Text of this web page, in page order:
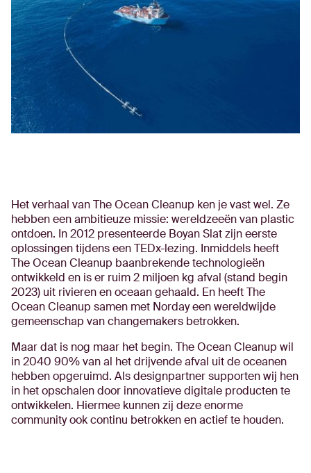
Het verhaal van The Ocean Cleanup ken je vast wel. Ze
hebben een ambitieuze missie: wereldzeeën van plastic
ontdoen. In 2012 presenteerde Boyan Slat zijn eerste
oplossingen tijdens een TEDx-lezing. Inmiddels heeft
The Ocean Cleanup baanbrekende technologieën
ontwikkeld en is er ruim 2 miljoen kg afval (stand begin
2023) uit rivieren en oceaan gehaald. En heeft The
Ocean Cleanup samen met Norday een wereldwijde
gemeenschap van changemakers betrokken.
Maar dat is nog maar het begin. The Ocean Cleanup wil
in 2040 90% van al het drijvende afval uit de oceanen
hebben opgeruimd. Als designpartner supporten wij hen
in het opschalen door innovatieve digitale producten te
ontwikkelen. Hiermee kunnen zij deze enorme
community ook continu betrokken en actief te houden.